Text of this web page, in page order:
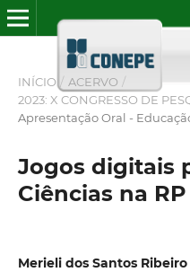
INÍCIO / ACERVO /
2023: X CONGRESSO DE
Apresentação Oral -
Jogos digitais
Ciências na RP
Merieli dos Santos Ribeiro